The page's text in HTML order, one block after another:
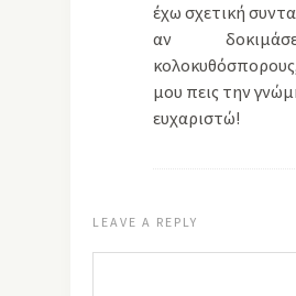
έχω σχετική
αν
μου πεις την
ευχαριστώ!
LEAVE A REPLY